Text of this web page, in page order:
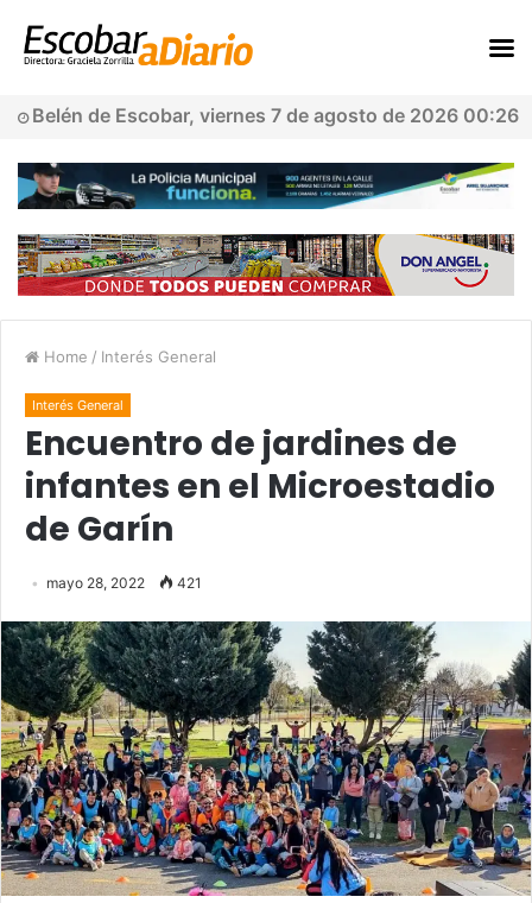
Belén de Escobar, viernes 7 de agosto de 2026 00:26
Home / Interés General
Interés General
Encuentro de jardines de
infantes en el Microestadio
de Garín
mayo 28, 2022 421